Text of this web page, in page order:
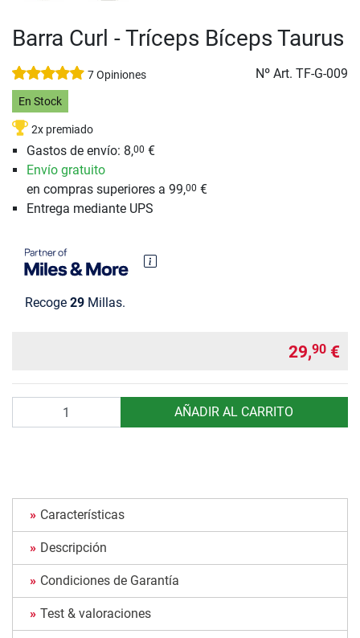
Barra Curl - Tríceps Bíceps Taurus
7 Opiniones Nº Art. TF-G-009
En Stock
2x premiado
Gastos de envío: 8,00 €
Envío gratuito
en compras superiores a 99,00 €
Entrega mediante UPS
Recoge 29 Millas.
29,90 €
AÑADIR AL CARRITO
Características
Descripción
Condiciones de Garantía
Test & valoraciones